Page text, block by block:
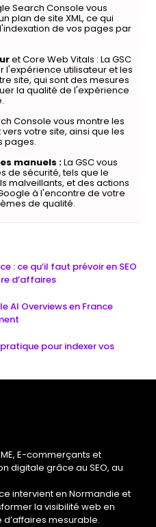
Search Console vous
plan de site XML, ce qui
de vos pages par
et Core Web Vitals : La GSC
l'expérience utilisateur et les
site, qui sont des mesures
la qualité de l'expérience
Console vous montre les
votre site, ainsi que les
pages.
manuels :La GSC vous
de sécurité, tels que le
malveillants, et des actions
à l'encontre de votre
de qualité.
: ce qu’il faut prévoir en SEO
d’affaires
AI Overviews en France
pour indexer vos
E-commerçants et
digitale grâce au SEO, au
intervient en Normandie et
la visibilité web en
mesurable.